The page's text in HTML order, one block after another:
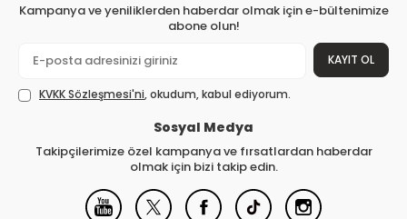
Kampanya ve yeniliklerden haberdar olmak için e-bültenimize
abone olun!
KAYIT OL
KVKK Sözleşmesi'ni, okudum, kabul ediyorum.
Sosyal Medya
Takipçilerimize özel kampanya ve fırsatlardan haberdar
olmak için bizi takip edin.